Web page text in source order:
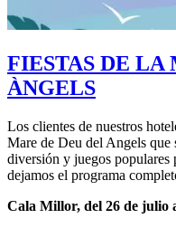
FIESTAS DE LA
ÀNGELS
Los clientes de nuestros
Mare de Deu del Angels que
diversión y juegos populares
dejamos el programa
Cala Millor, del 26 de julio